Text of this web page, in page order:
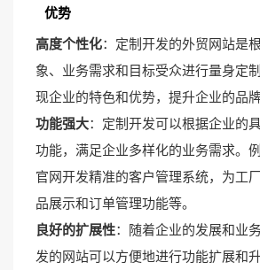
优势
高度个性化：定制开发的外贸网站是
象、业务需求和目标受众进行量身定
现企业的特色和优势，提升企业的品
功能强大：定制开发可以根据企业的
功能，满足企业多样化的业务需求。
官网开发精准的客户管理系统，为工
品展示和订单管理功能等。
良好的扩展性：随着企业的发展和业
发的网站可以方便地进行功能扩展和